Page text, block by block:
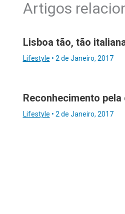
Artigos
Lisboa tão, tão
Lifestyle • 2 de Janeiro, 2017
Reconhecimento pela
Lifestyle • 2 de Janeiro, 2017